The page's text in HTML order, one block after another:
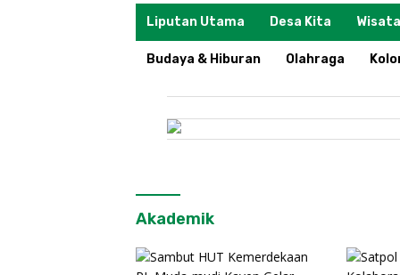
Liputan Utama Desa Kita
Budaya & Hiburan Olahraga
Akademik